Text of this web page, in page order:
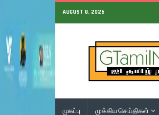
AUGUST 8, 2026
முகப்பு முக்கிய செய்திகள்